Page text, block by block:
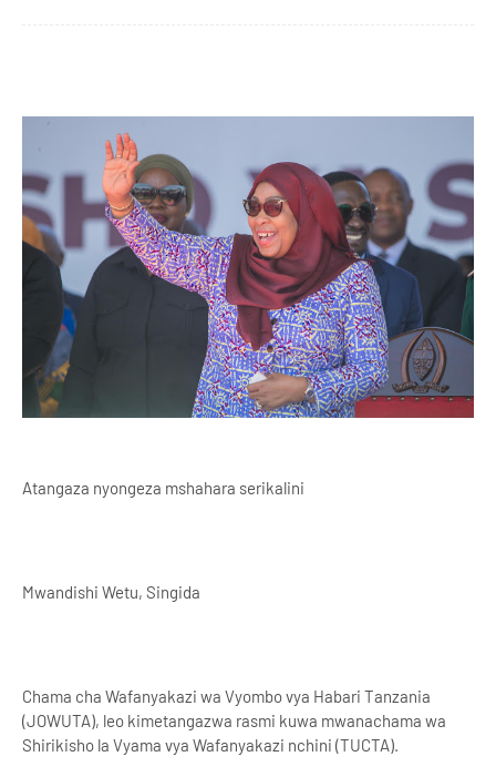
Atangaza nyongeza mshahara serikalini
Mwandishi Wetu, Singida
Chama cha Wafanyakazi wa Vyombo vya Habari Tanzania
(JOWUTA), leo kimetangazwa rasmi kuwa mwanachama wa
Shirikisho la Vyama vya Wafanyakazi nchini (TUCTA).